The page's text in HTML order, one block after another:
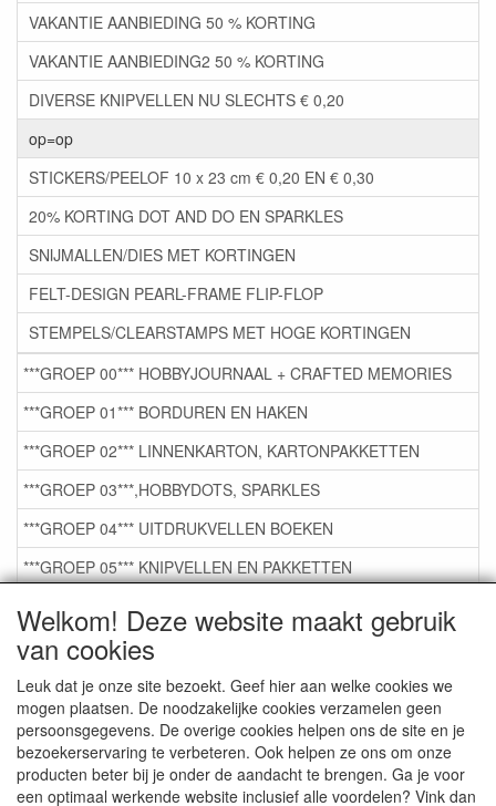
Welkom! Deze website maakt gebruik
van cookies
Leuk dat je onze site bezoekt. Geef hier aan welke cookies we
mogen plaatsen. De noodzakelijke cookies verzamelen geen
persoonsgegevens. De overige cookies helpen ons de site en je
bezoekerservaring te verbeteren. Ook helpen ze ons om onze
producten beter bij je onder de aandacht te brengen. Ga je voor
een optimaal werkende website inclusief alle voordelen? Vink dan
VAKANTIE AANBIEDING 50 % KORTING
VAKANTIE AANBIEDING2 50 % KORTING
DIVERSE KNIPVELLEN NU SLECHTS € 0,20
op=op
STICKERS/PEELOF 10 x 23 cm € 0,20 EN € 0,30
20% KORTING DOT AND DO EN SPARKLES
SNIJMALLEN/DIES MET KORTINGEN
FELT-DESIGN PEARL-FRAME FLIP-FLOP
STEMPELS/CLEARSTAMPS MET HOGE KORTINGEN
***GROEP 00*** HOBBYJOURNAAL + CRAFTED MEMORIES
***GROEP 01*** BORDUREN EN HAKEN
***GROEP 02*** LINNENKARTON, KARTONPAKKETTEN
***GROEP 03***,HOBBYDOTS, SPARKLES
***GROEP 04*** UITDRUKVELLEN BOEKEN
***GROEP 05*** KNIPVELLEN EN PAKKETTEN
***GROEP 06*** TAPE/LIJM SNIJMALLEN STEMPELS
***GROEP 07*** KAARTEN +SCRAP TOEBEHOREN
***GROEP 08*** TEKENEN EN KLEUREN, GELPEN,MARKER
***GROEP 09*** KRALEN EN TOEBEHOREN
***GROEP 10*** WENSKAARTEN MET ENV. €0,75